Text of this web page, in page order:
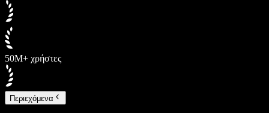
50M+ χρήστες
Περιεχόμενα